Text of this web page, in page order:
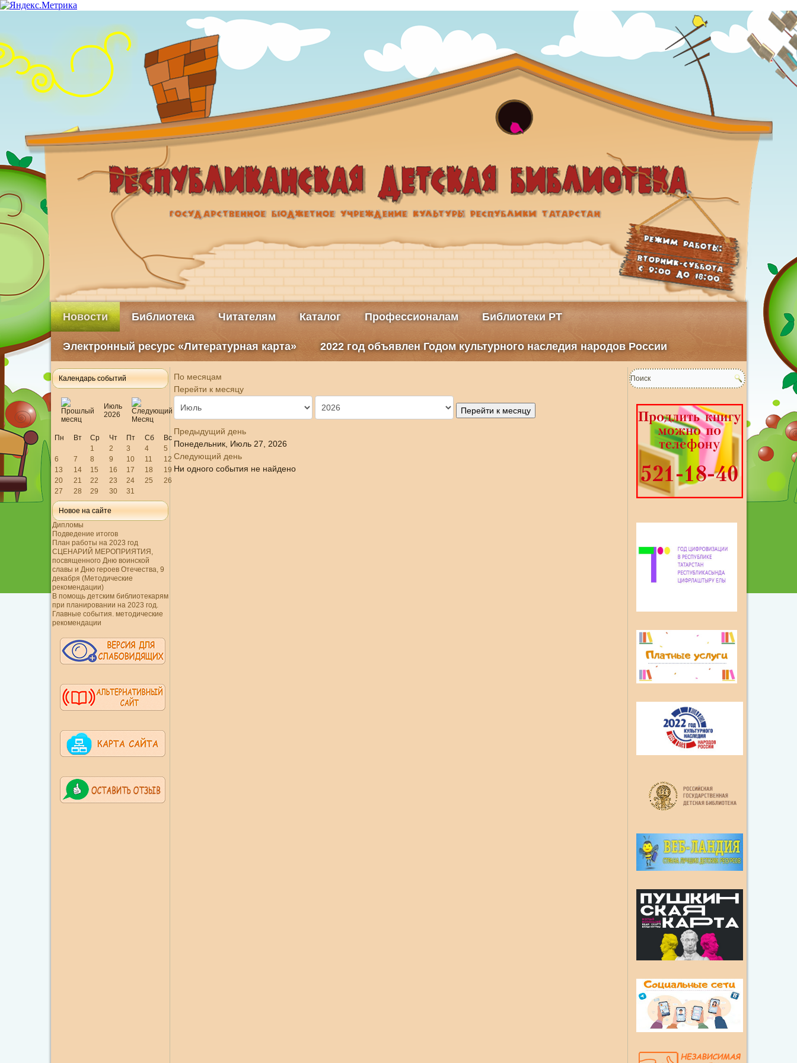
Новости Библиотека Читателям Каталог Профессионалам Библиотеки РТ
Электронный ресурс «Литературная карта» 2022 год объявлен Годом культурного наследия народов России
Календарь событий
Июль
2026
Пн Вт Ср Чт Пт Сб
Вс
1
2 3 4
5
6
7 8 9 10 11
12
13
14 15 16 17 18
19
20
21 22 23 24 25
26
27
28 29 30 31
Новое на сайте
Дипломы
Подведение итогов
План работы на 2023 год
СЦЕНАРИЙ МЕРОПРИЯТИЯ,
посвященного Дню воинской
славы и Дню героев Отечества, 9
декабря (Методические
рекомендации)
В помощь детским библиотекарям
при планировании на 2023 год.
Главные события. методические
рекомендации
По месяцам
Перейти к месяцу
Перейти к месяцу
Предыдущий день
Понедельник, Июль 27, 2026
Следующий день
Ни одного события не найдено